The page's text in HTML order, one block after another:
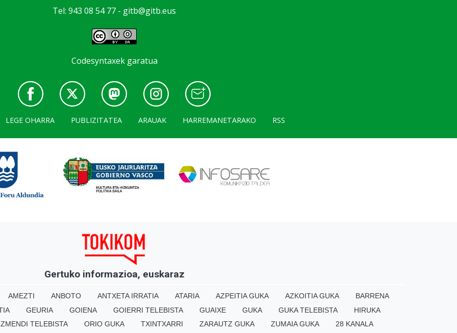
Tel: 943 08 54 77 - gitb@gitb.eus
Codesyntaxek garatua
LEGE OHARRA PUBLIZITATEA ARAUAK HARREMANETARAKO RSS
Gertuko informazioa, euskaraz
AMEZTI ANBOTO ANTXETA IRRATIA ATARIA AZPEITIA GUKA AZKOITIA GUKA
BARRENA
GEURIA GOIENA GOIERRI TELEBISTA GUAIXE GUKA GUKA TELEBISTA
HIRUKA
TELEBISTA ORIO GUKA TXINTXARRI ZARAUTZ GUKA ZUMAIA GUKA 28 KANALA